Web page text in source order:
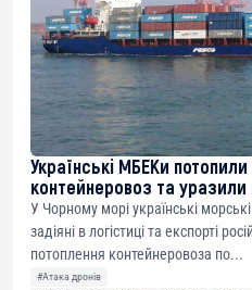
Українські МБЕКи
контейнеровоз та
У Чорному морі українські
задіяні в логістиці та експорті
потоплення контейнеровоза по...
#Атака дронів